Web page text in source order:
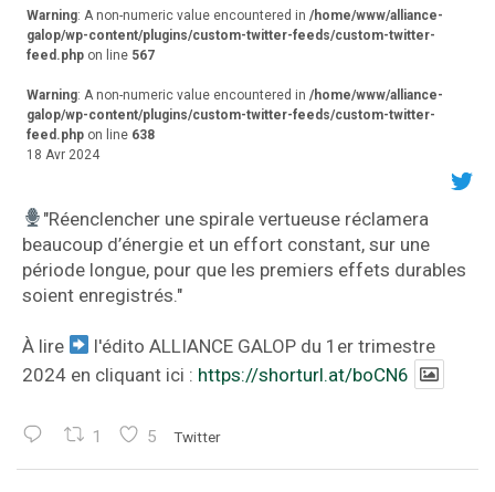
Warning: A non-numeric value encountered in /home/www/alliance-
galop/wp-content/plugins/custom-twitter-feeds/custom-twitter-
feed.php on line 567
Warning: A non-numeric value encountered in /home/www/alliance-
galop/wp-content/plugins/custom-twitter-feeds/custom-twitter-
feed.php on line 638
18 Avr 2024
"Réenclencher une spirale vertueuse réclamera
beaucoup d’énergie et un effort constant, sur une
période longue, pour que les premiers effets durables
soient enregistrés."
À lire
l'édito ALLIANCE GALOP du 1er trimestre
2024 en cliquant ici : https://shorturl.at/boCN6
1 5 Twitter